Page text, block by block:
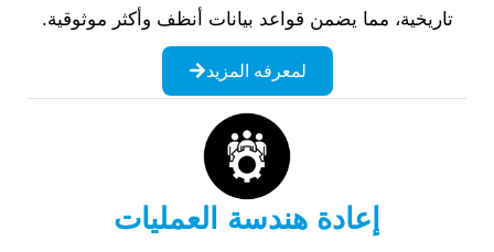
تاريخية، مما يضمن قواعد بيانات أنظف وأكثر موثوقية.
لمعرفه المزيد
إعادة هندسة العمليات